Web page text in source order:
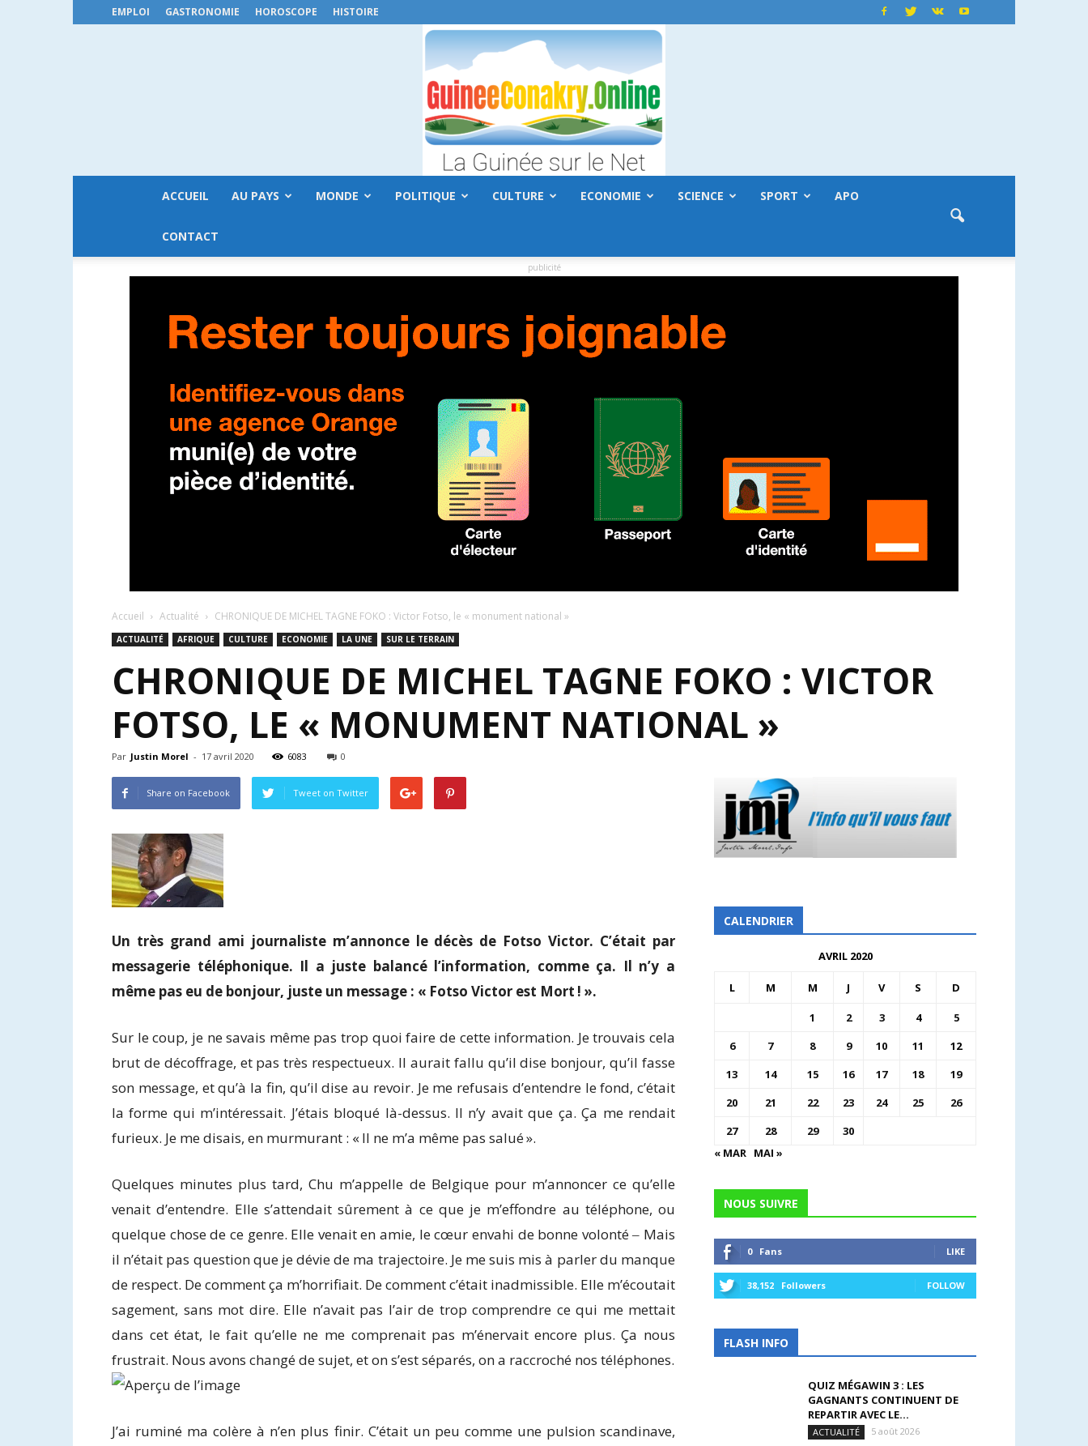
EMPLOI GASTRONOMIE HOROSCOPE HISTOIRE
ACCUEIL AU PAYS MONDE POLITIQUE CULTURE ECONOMIE SCIENCE SPORT APO
CONTACT
publicité
Accueil Actualité CHRONIQUE DE MICHEL TAGNE FOKO : Victor Fotso, le « monument national »
ACTUALITÉ AFRIQUE CULTURE ECONOMIE LA UNE SUR LE TERRAIN
CHRONIQUE DE MICHEL TAGNE FOKO : VICTOR
FOTSO, LE « MONUMENT NATIONAL »
Par Justin Morel - 17 avril 2020 6083 0
Share on Facebook Tweet on Twitter
Un très grand ami journaliste m’annonce le décès de Fotso Victor. C’était par
messagerie téléphonique. Il a juste balancé l’information, comme ça. Il n’y a
même pas eu de bonjour, juste un message : « Fotso Victor est Mort ! ».
Sur le coup, je ne savais même pas trop quoi faire de cette information. Je trouvais cela
brut de décoffrage, et pas très respectueux. Il aurait fallu qu’il dise bonjour, qu’il fasse
son message, et qu’à la fin, qu’il dise au revoir. Je me refusais d’entendre le fond, c’était
la forme qui m’intéressait. J’étais bloqué là-dessus. Il n’y avait que ça. Ça me rendait
furieux. Je me disais, en murmurant : « Il ne m’a même pas salué ».
Quelques minutes plus tard, Chu m’appelle de Belgique pour m’annoncer ce qu’elle
venait d’entendre. Elle s’attendait sûrement à ce que je m’effondre au téléphone, ou
quelque chose de ce genre. Elle venait en amie, le cœur envahi de bonne volonté ‒ Mais
il n’était pas question que je dévie de ma trajectoire. Je me suis mis à parler du manque
de respect. De comment ça m’horrifiait. De comment c’était inadmissible. Elle m’écoutait
sagement, sans mot dire. Elle n’avait pas l’air de trop comprendre ce qui me mettait
dans cet état, le fait qu’elle ne me comprenait pas m’énervait encore plus. Ça nous
frustrait. Nous avons changé de sujet, et on s’est séparés, on a raccroché nos téléphones.
J’ai ruminé ma colère à n’en plus finir. C’était un peu comme une pulsion scandinave,
CALENDRIER
AVRIL 2020
L M M J V S D
1 2 3 4
5
6
7 8 9 10 11
12
13
14 15 16 17 18
19
20
21 22 23 24 25
26
27
28 29
30
« MAR MAI »
NOUS SUIVRE
0 Fans LIKE
38,152 Followers FOLLOW
FLASH INFO
QUIZ MÉGAWIN 3 : LES
GAGNANTS CONTINUENT DE
REPARTIR AVEC LE...
ACTUALITÉ 5 août 2026